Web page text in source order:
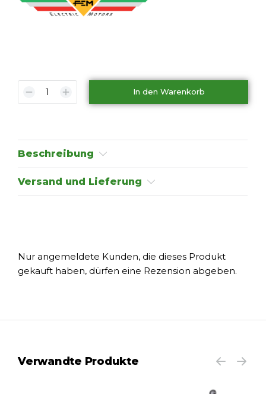
In den Warenkorb
Beschreibung
Versand und Lieferung
Nur angemeldete Kunden, die dieses Produkt
gekauft haben, dürfen eine Rezension abgeben.
Verwandte Produkte